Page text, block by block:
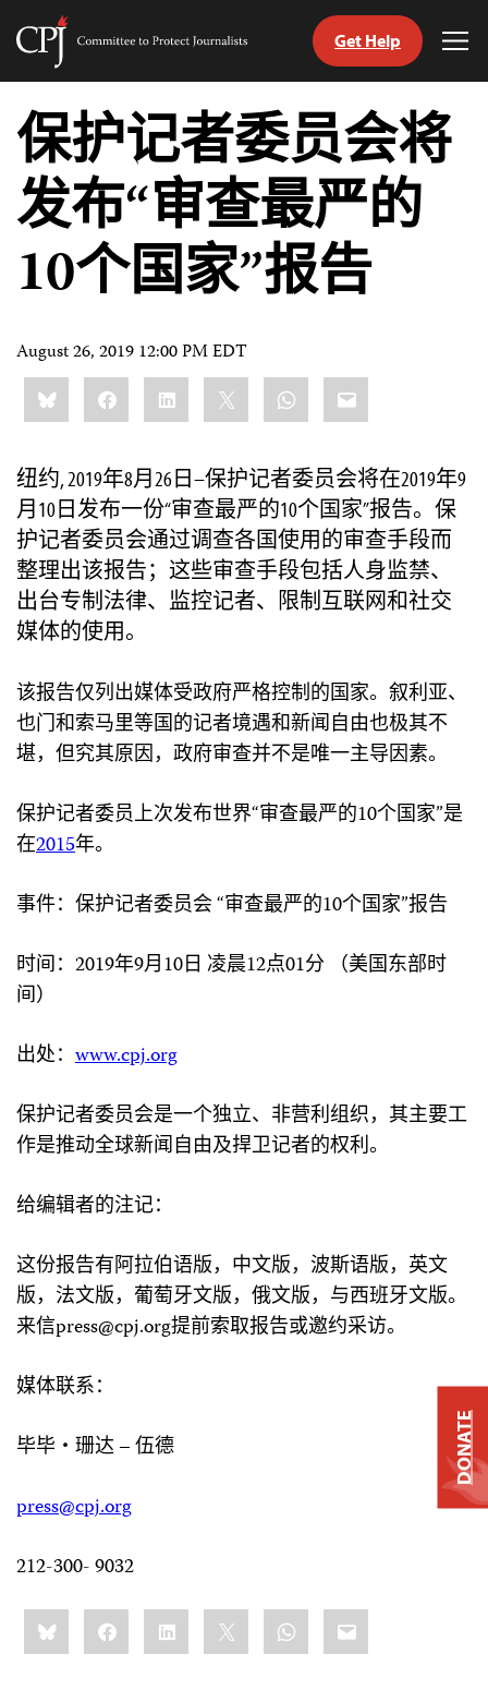
Skip
content
Committee
Journalists
Get Help
保护记者委员会将
发布“审查最严的
10个国家”报告
August 26, 2019 12:00 PM EDT
Share
this:BlueskyFacebookLinkedIn WhatsApp
Email
纽约, 2019年8月26日–保护记者委员会将在2019年9
月10日发布一份“审查最严的10个国家”报告。保
护记者委员会通过调查各国使用的审查手段而
整理出该报告；这些审查手段包括人身监禁、
出台专制法律、监控记者、限制互联网和社交
媒体的使用。
该报告仅列出媒体受政府严格控制的国家。叙利亚、
也门和索马里等国的记者境遇和新闻自由也极其不
堪，但究其原因，政府审查并不是唯一主导因素。
保护记者委员上次发布世界“审查最严的10个国家”是
在2015年。
事件：保护记者委员会 “审查最严的10个国家”报告
时间：2019年9月10日 凌晨12点01分 （美国东部时
间）
出处： www.cpj.org
保护记者委员会是一个独立、非营利组织，其主要工
作是推动全球新闻自由及捍卫记者的权利。
给编辑者的注记：
这份报告有阿拉伯语版，中文版，波斯语版，英文
版，法文版，葡萄牙文版，俄文版，与西班牙文版。
来信press@cpj.org提前索取报告或邀约采访。
媒体联系：
毕毕・珊达 – 伍德
press@cpj.org
212-300- 9032
Share
this:BlueskyFacebookLinkedIn WhatsApp
Email
DONATE